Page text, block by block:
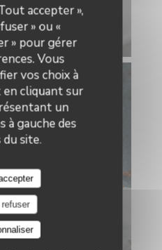
accepter »,
» ou «
» pour gérer
Vous
vos choix à
cliquant sur
un
à gauche des
du site.